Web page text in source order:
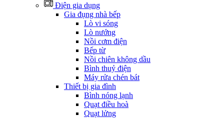
Điện gia dụng
Gia đụng nhà bếp
Lò vi sóng
Lò nướng
Nồi cơm điện
Bếp từ
Nồi chiên không dầu
Bình thuỷ điện
Máy rửa chén bát
Thiết bị gia đình
Bình nóng lạnh
Quạt điều hoà
Quạt lửng